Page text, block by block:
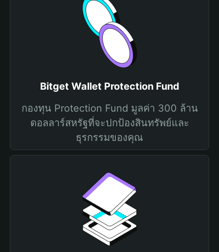
Bitget Wallet Protection Fund
กองทุน Protection Fund มูลค่า 300 ล้าน
ดอลลาร์สหรัฐที่จะปกป้องสินทรัพย์และ
ธุรกรรมของคุณ